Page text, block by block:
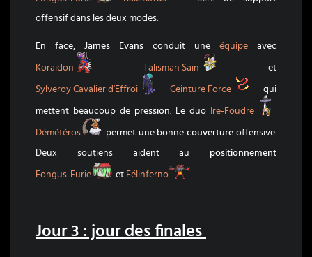
offensif dans les deux modes.
En face, James Evans conduit une équipe avec
Koraidon Talisman Sain Talisman Sain
et
Sylveroy Cavalier d'Effroi Sylveroy Cavalier d'Effroi
Ceinture Force Ceinture
qui
mettent beaucoup de pression. Le duo Ire-Foudre
Démétéros Démétéros
permet une bonnecouverture offensive.
Deux soutiens aident au positionnement
Fongus-Furie Fongus-Furie
et Félinferno
Jour 3 : jour des finales